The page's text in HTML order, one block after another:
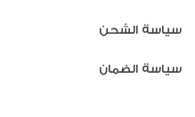
سياسة الشحن
سياسة الضمان